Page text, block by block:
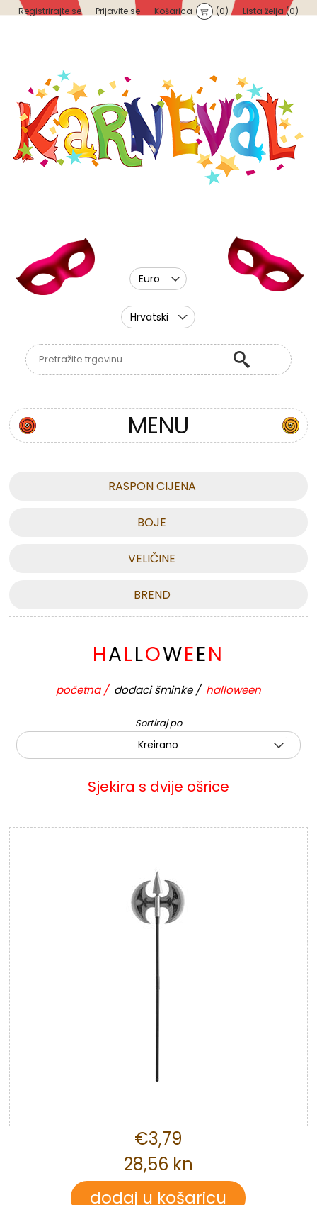
Registrirajte se Prijavite se Košarica (0) Lista želja (0)
Euro
Hrvatski
MENU
RASPON CIJENA
BOJE
VELIČINE
BREND
HALLOWEEN
početna / dodaci šminke / halloween
Sortiraj po
Kreirano
Sjekira s dvije ošrice
€3,79
28,56 kn